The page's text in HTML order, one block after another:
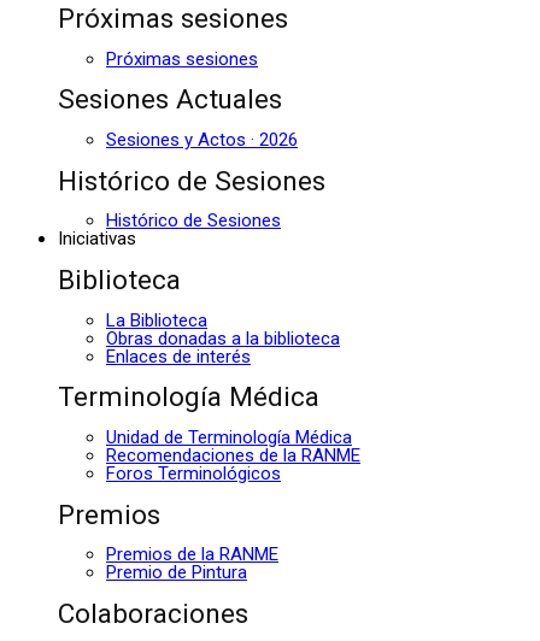
Próximas sesiones
Próximas sesiones
Sesiones Actuales
Sesiones y Actos · 2026
Histórico de Sesiones
Histórico de Sesiones
Iniciativas
Biblioteca
La Biblioteca
Obras donadas a la biblioteca
Enlaces de interés
Terminología Médica
Unidad de Terminología Médica
Recomendaciones de la RANME
Foros Terminológicos
Premios
Premios de la RANME
Premio de Pintura
Colaboraciones